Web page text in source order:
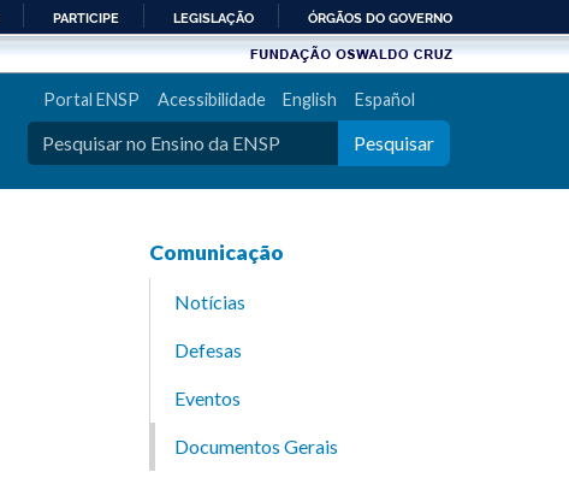
PARTICIPE LEGISLAÇÃO ÓRGÃOS DO GOVERNO
Portal ENSP Acessibilidade English Español
Pesquisar
Comunicação
Notícias
Defesas
Eventos
Documentos Gerais